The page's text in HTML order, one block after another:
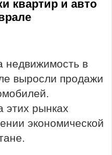
квартир и авто
недвижимость в
выросли продажи
этих рынках
экономической